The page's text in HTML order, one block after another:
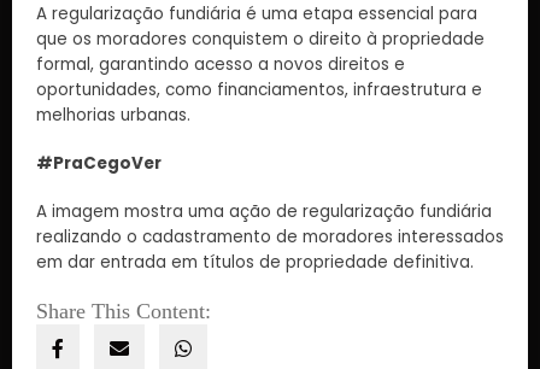
A regularização fundiária é uma etapa essencial para
que os moradores conquistem o direito à propriedade
formal, garantindo acesso a novos direitos e
oportunidades, como financiamentos, infraestrutura e
melhorias urbanas.
#PraCegoVer
A imagem mostra uma ação de regularização fundiária
realizando o cadastramento de moradores interessados
em dar entrada em títulos de propriedade definitiva.
Share This Content: